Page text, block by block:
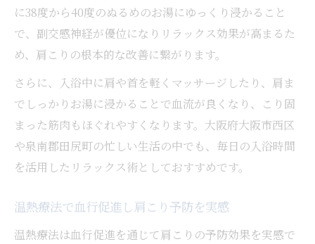
に38度から40度のぬるめのお湯にゆっくり浸かること
で、副交感神経が優位になりリラックス効果が高まるた
め、肩こりの根本的な改善に繋がります。
さらに、入浴中に肩や首を軽くマッサージしたり、肩ま
でしっかりお湯に浸かることで血流が良くなり、こり固
まった筋肉もほぐれやすくなります。大阪府大阪市西区
や泉南郡田尻町の忙しい生活の中でも、毎日の入浴時間
を活用したリラックス術としておすすめです。
温熱療法で血行促進し肩こり予防を実感
温熱療法は血行促進を通じて肩こりの予防効果を実感で